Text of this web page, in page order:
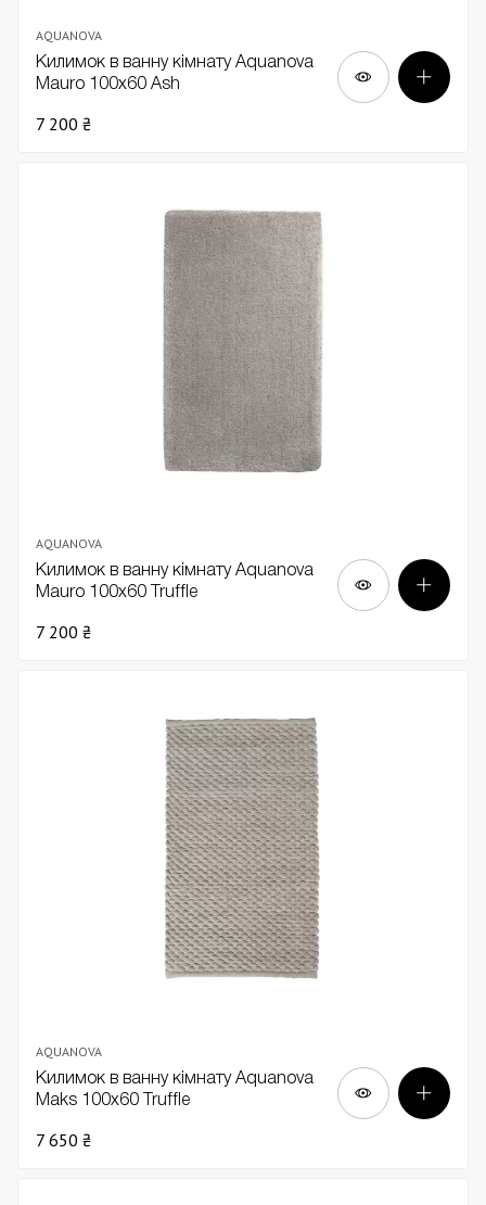
AQUANOVA
Килимок в ванну кімнату Aquanova
Mauro 100х60 Ash
7 200 ₴
AQUANOVA
Килимок в ванну кімнату Aquanova
Mauro 100х60 Truffle
7 200 ₴
AQUANOVA
Килимок в ванну кімнату Aquanova
Maks 100х60 Truffle
7 650 ₴